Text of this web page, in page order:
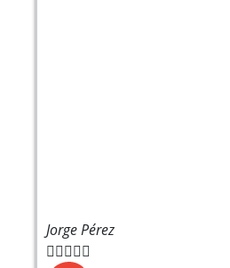
Jorge Pérez
